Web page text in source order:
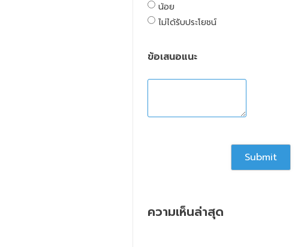
น้อย
ไม่ได้รับประโยชน์
ข้อเสนอแนะ
ความเห็นล่าสุด